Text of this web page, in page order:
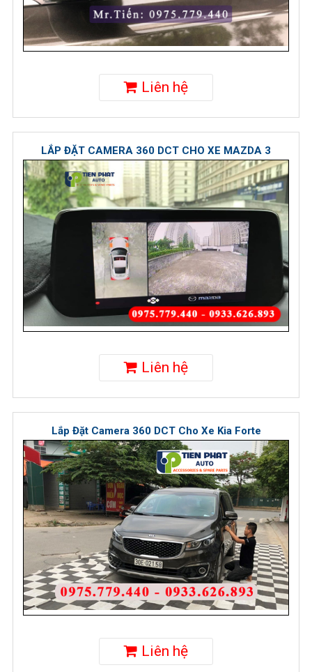
Liên hệ
LẮP ĐẶT CAMERA 360 DCT CHO XE MAZDA 3
Liên hệ
Lắp Đặt Camera 360 DCT Cho Xe Kia Forte
Liên hệ